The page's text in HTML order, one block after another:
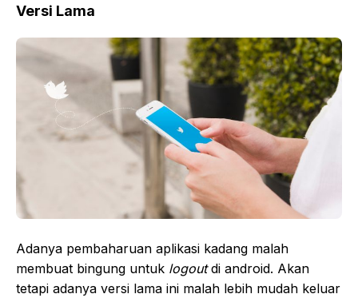
Versi Lama
Adanya pembaharuan aplikasi kadang malah
membuat bingung untuk logoutdi android. Akan
tetapi adanya versi lama ini malah lebih mudah keluar